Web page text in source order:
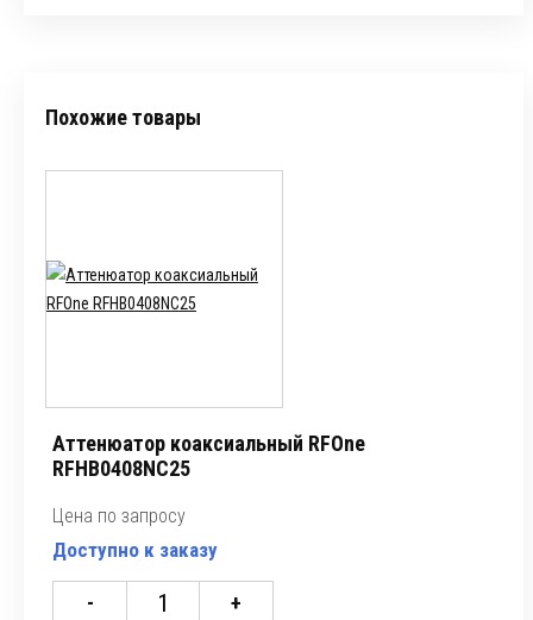
Похожие товары
Аттенюатор коаксиальный RFOne
RFHB0408NC25
Цена по запросу
Доступно к заказу
- +